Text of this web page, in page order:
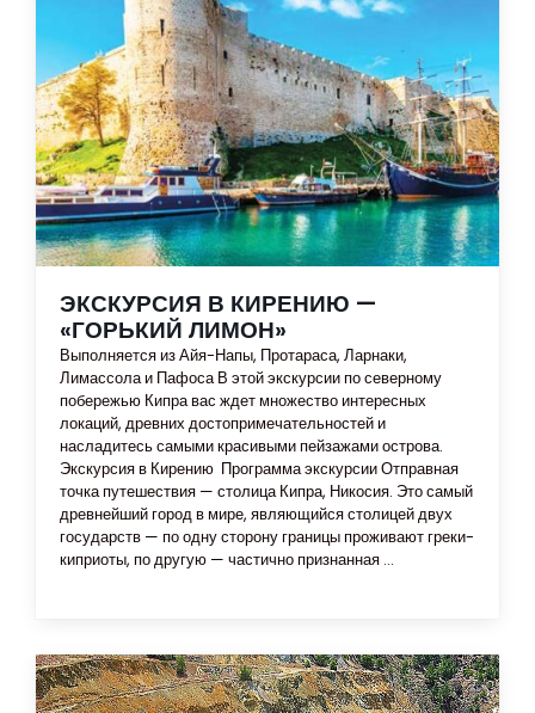
ЭКСКУРСИЯ В КИРЕНИЮ —
«ГОРЬКИЙ ЛИМОН»
Выполняется из Айя-Напы, Протараса, Ларнаки,
Лимассола и Пафоса В этой экскурсии по северному
побережью Кипра вас ждет множество интересных
локаций, древних достопримечательностей и
насладитесь самыми красивыми пейзажами острова.
Экскурсия в Кирению Программа экскурсии Отправная
точка путешествия — столица Кипра, Никосия. Это самый
древнейший город в мире, являющийся столицей двух
государств — по одну сторону границы проживают греки-
киприоты, по другую — частично признанная ...